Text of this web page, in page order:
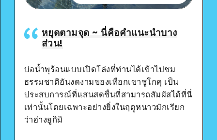
หยุดตามจุด ~ นี่คือคำแนะนำบาง
ส่วน!
บ่อน้ำพุร้อนแบบเปิดโล่งที่ท่านได้เข้าไปชม
ธรรมชาติอันงดงามของเทือกเขาชูโกคุ เป็น
ประสบการณ์ที่แสนสดชื่นที่สามารถสัมผัสได้ที่นี่
เท่านั้นโดยเฉพาะอย่างยิ่งในฤดูหนาวมักเรียก
ว่าอ่างยูกิมิ